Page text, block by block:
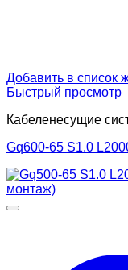
Добавить в список
Быстрый просмотр
Кабеленесущие
Gq600-65 S1.0